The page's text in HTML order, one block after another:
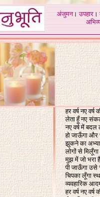
अंजुमन।उपहार।
हर वर्ष नए वर्ष
लेता हूँ नए
नए वर्ष में बदल
हो जाऊँगा और
झुकने का
लोगों से
मुझ में जो भरा
पी जाऊँगा उसे
चिपका लूँगा
व्यवहारिक
हर वर्ष नए वर्ष